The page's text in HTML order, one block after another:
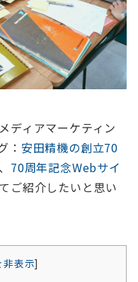
ディアマーケティン
： 安田精機の創立70
70周年記念Webサイ
ご紹介したいと思い
非表示]